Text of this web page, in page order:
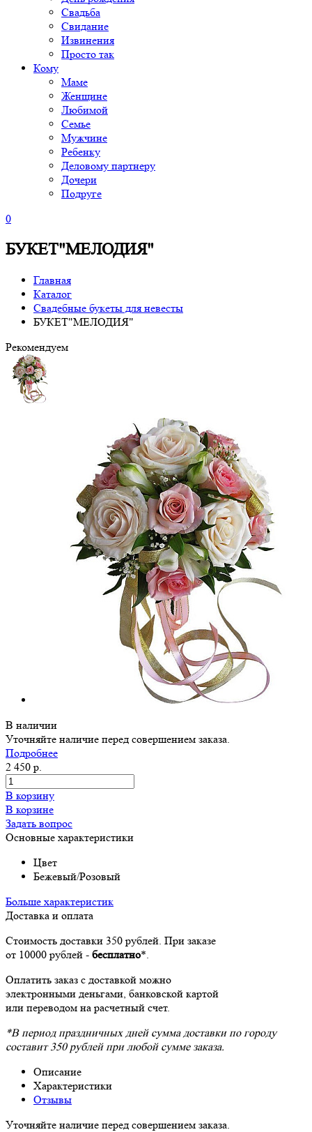
Свадьба
Свидание
Извинения
Просто так
Кому
Маме
Женщине
Любимой
Семье
Мужчине
Ребенку
Деловому партнеру
Дочери
Подруге
0
БУКЕТ"МЕЛОДИЯ"
Главная
Каталог
Свадебные букеты для невесты
БУКЕТ"МЕЛОДИЯ"
Рекомендуем
В наличии
Уточняйте наличие перед совершением заказа.
Подробнее
2 450 р.
В корзину
В корзине
Задать вопрос
Основные характеристики
Цвет
Бежевый/Розовый
Больше характеристик
Доставка и оплата
Стоимость доставки 350 рублей. При заказе
от 10000 рублей - бесплатно*.
Оплатить заказ с доставкой можно
электронными деньгами, банковской картой
или переводом на расчетный счет.
*В период праздничных дней сумма доставки по городу
составит 350 рублей при любой сумме заказа.
Описание
Характеристики
Отзывы
Уточняйте наличие перед совершением заказа.